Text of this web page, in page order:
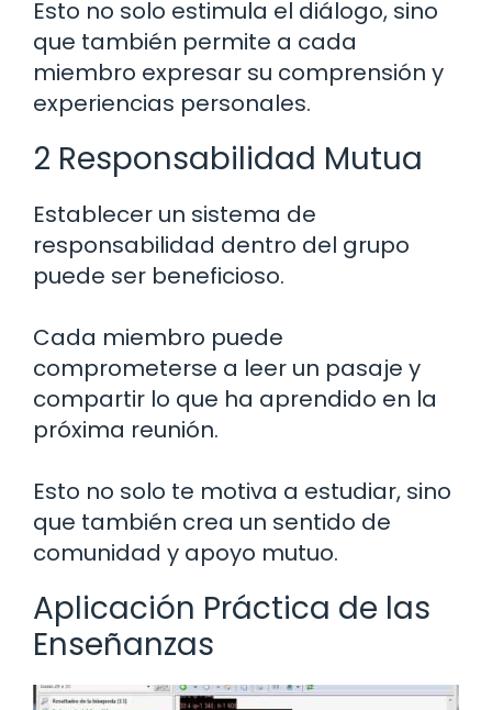
Esto no solo estimula el diálogo, sino
que también permite a cada
miembro expresar su comprensión y
experiencias personales.
2 Responsabilidad Mutua
Establecer un sistema de
responsabilidad dentro del grupo
puede ser beneficioso.
Cada miembro puede
comprometerse a leer un pasaje y
compartir lo que ha aprendido en la
próxima reunión.
Esto no solo te motiva a estudiar, sino
que también crea un sentido de
comunidad y apoyo mutuo.
Aplicación Práctica de las
Enseñanzas